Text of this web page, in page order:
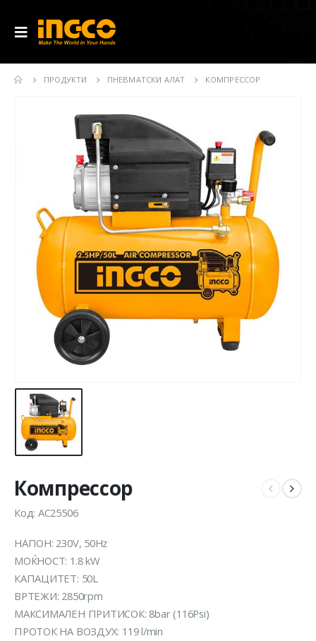
ПРОДУКТИ ПНЕВМАТСКИ АЛАТ КОМПРЕССОР
Компрессор
Код: AC25506
НАПОН: 230V, 50Hz
МОЌНОСТ: 1.8 kW
КАПАЦИТЕТ: 50L
ВРТЕЖИ: 2850rpm
МАКСИМАЛЕН ПРИТИСОК: 8bar (116Psi)
ПРОТОК НА ВОЗДУХ: 119 l/min